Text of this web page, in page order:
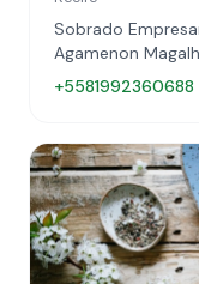
Sobrado
Agamenon
+5581992360688